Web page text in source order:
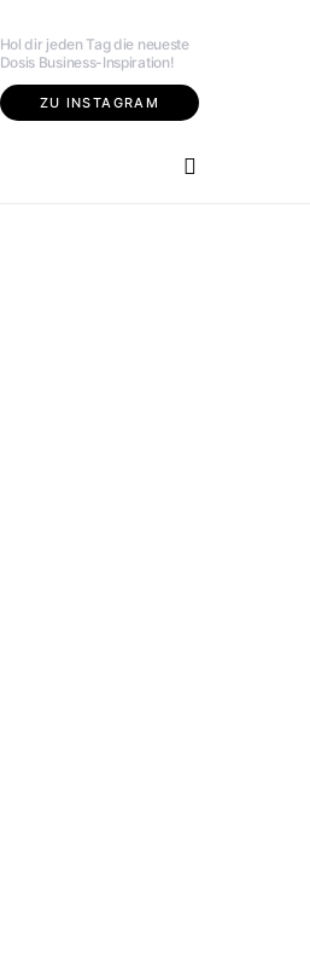
Hol dir jeden Tag die neueste
Dosis Business-Inspiration!
ZU INSTAGRAM